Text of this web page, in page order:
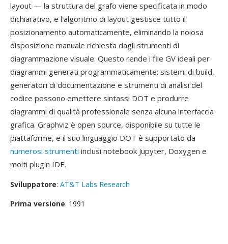
layout — la struttura del grafo viene specificata in modo
dichiarativo, e l'algoritmo di layout gestisce tutto il
posizionamento automaticamente, eliminando la noiosa
disposizione manuale richiesta dagli strumenti di
diagrammazione visuale. Questo rende i file GV ideali per
diagrammi generati programmaticamente: sistemi di build,
generatori di documentazione e strumenti di analisi del
codice possono emettere sintassi DOT e produrre
diagrammi di qualità professionale senza alcuna interfaccia
grafica. Graphviz è open source, disponibile su tutte le
piattaforme, e il suo linguaggio DOT è supportato da
numerosi strumenti inclusi notebook Jupyter, Doxygen e
molti plugin IDE.
Sviluppatore: AT&T Labs Research
Prima versione: 1991